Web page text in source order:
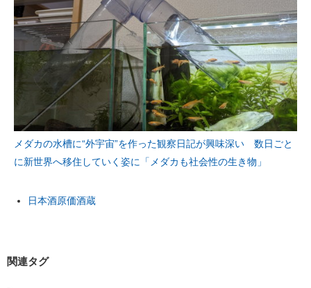
メダカの水槽に“外宇宙”を作った観察日記が興味深い 数日ごと
に新世界へ移住していく姿に「メダカも社会性の生き物」
日本酒原価酒蔵
関連タグ